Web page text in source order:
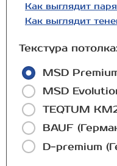
Как выглядит
Как выглядит
Текстура
MSD
MSD
TEQTUM
BAUF
D-premium